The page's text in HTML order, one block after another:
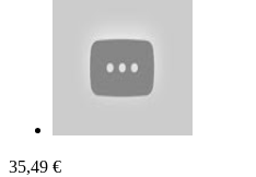
35,49 €